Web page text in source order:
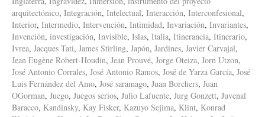
arquitectónico, Integración, Intelectual, Interacción, Interconfesional,
Interior, Intermedio, Intervención, Intimidad, Invariación, Invariantes,
Invención, investigación, Invisible, Islas, Italia, Itinerancia, Itinerario,
Ivrea, Jacques Tati, James Stirling, Japón, Jardines, Javier Carvajal,
Jean Eugène Robert-Houdin, Jean Prouvé, Jorge Oteiza, Jorn Utzon,
José Antonio Corrales, José Antonio Ramos, José de Yarza García, José
Luis Fernández del Amo, José saramago, Juan Borchers, Juan
OGorman, Juego, Juegos serios, Julio Lafuente, Jurg Gonzett, Juvenal
Baracco, Kandinsky, Kay Fisker, Kazuyo Sejima, Klint, Konrad